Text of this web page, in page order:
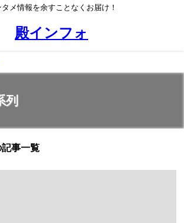
タメ情報を余すことなくお届け！
殿インフォ
列
事一覧